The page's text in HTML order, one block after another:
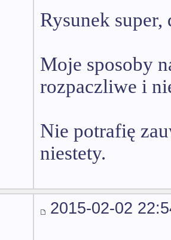
Rysunek
Moje sposoby
rozpaczliwe i
Nie potrafię
niestety.
2015-02-02